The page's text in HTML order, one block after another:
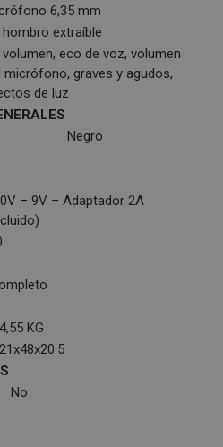
6,35 mm
hombro extraíble
volumen, eco de voz, volumen
micrófono, graves y agudos,
de luz
Negro
– 9V – Adaptador 2A
4,55 KG
21x48x20.5
No